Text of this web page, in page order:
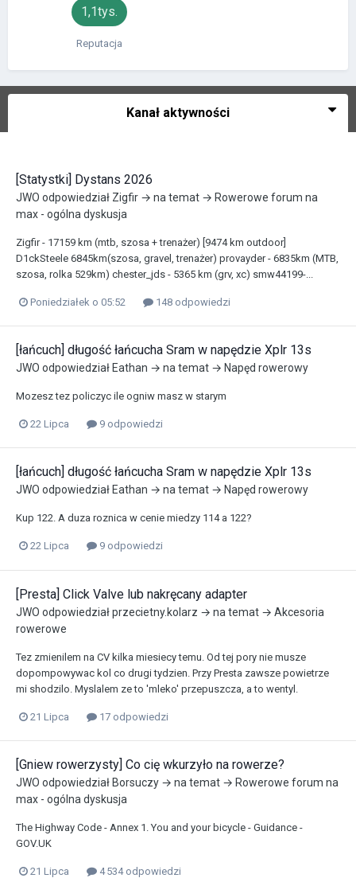
1,1tys.
Reputacja
Kanał aktywności
[Statystki] Dystans 2026
JWO odpowiedział Zigfir → na temat → Rowerowe forum na
max - ogólna dyskusja
Zigfir - 17159 km (mtb, szosa + trenażer) [9474 km outdoor]
D1ckSteele 6845km(szosa, gravel, trenażer) provayder - 6835km (MTB,
szosa, rolka 529km) chester_jds - 5365 km (grv, xc) smw44199-...
Poniedziałek o 05:52 148 odpowiedzi
[łańcuch] długość łańcucha Sram w napędzie Xplr 13s
JWO odpowiedział Eathan → na temat → Napęd rowerowy
Mozesz tez policzyc ile ogniw masz w starym
22 Lipca 9 odpowiedzi
[łańcuch] długość łańcucha Sram w napędzie Xplr 13s
JWO odpowiedział Eathan → na temat → Napęd rowerowy
Kup 122. A duza roznica w cenie miedzy 114 a 122?
22 Lipca 9 odpowiedzi
[Presta] Click Valve lub nakręcany adapter
JWO odpowiedziałprzecietny.kolarz → na temat → Akcesoria
rowerowe
Tez zmienilem na CV kilka miesiecy temu. Od tej pory nie musze
dopompowywac kol co drugi tydzien. Przy Presta zawsze powietrze
mi shodzilo. Myslalem ze to 'mleko' przepuszcza, a to wentyl.
21 Lipca 17 odpowiedzi
[Gniew rowerzysty] Co cię wkurzyło na rowerze?
JWO odpowiedział Borsuczy → na temat → Rowerowe forum na
max - ogólna dyskusja
The Highway Code - Annex 1. You and your bicycle - Guidance -
GOV.UK
21 Lipca 4 534 odpowiedzi